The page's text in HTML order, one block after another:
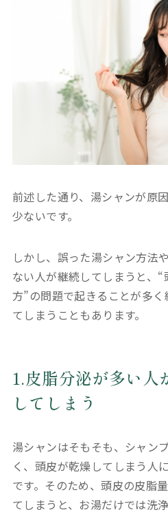
前述した通り、湯シャンが原
少ないです。
しかし、誤った湯シャン方法
ない人が継続してしまうと、“
方”の問題で起きることが多
てしまうこともあります。
1.皮脂分泌が多い人
してしまう
湯シャンはそもそも、シャン
く、頭皮が乾燥してしまう人
です。そのため、頭皮の皮脂
てしまうと、お湯だけでは洗